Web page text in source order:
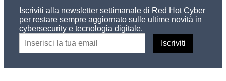
Iscriviti alla newsletter settimanale di Red Hot Cyber
per restare sempre aggiornato sulle ultime novità in
cybersecurity e tecnologia digitale.